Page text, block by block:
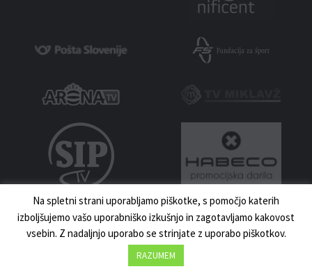
MNZ MARIBOR 2023 | VSE PRAVICE PRIDRŽANE | IZDELAVA:UKI.SI
NOVICE
Na spletni strani uporabljamo piškotke, s pomočjo katerih
izboljšujemo vašo uporabniško izkušnjo in zagotavljamo kakovost
vsebin. Z nadaljnjo uporabo se strinjate z uporabo piškotkov.
RAZUMEM